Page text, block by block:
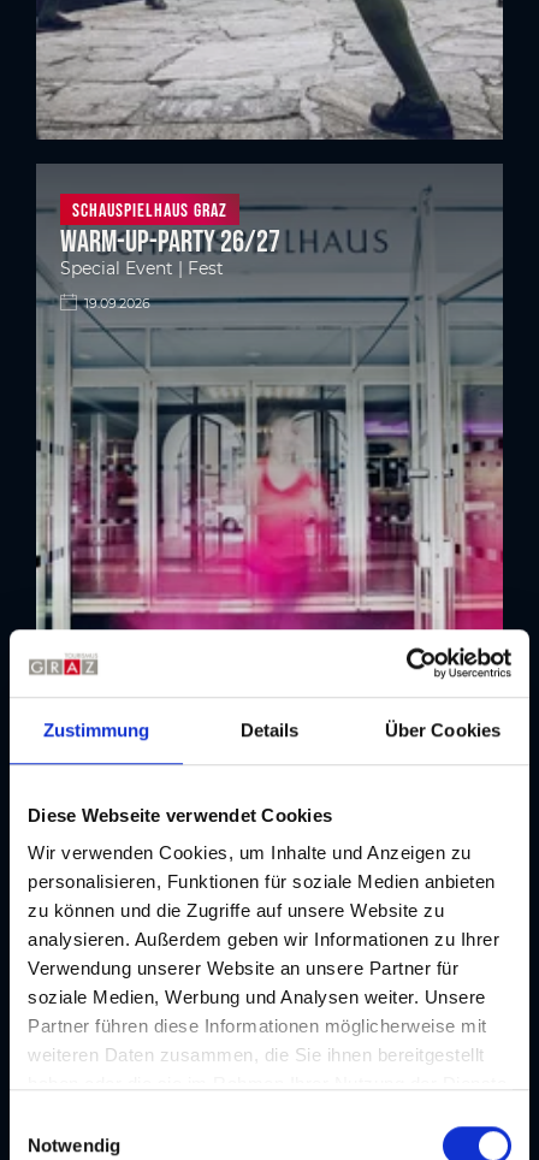
Zustimmung Details Über Cookies
Diese Webseite verwendet Cookies
Wir verwenden Cookies, um Inhalte und Anzeigen zu
personalisieren, Funktionen für soziale Medien anbieten
zu können und die Zugriffe auf unsere Website zu
analysieren. Außerdem geben wir Informationen zu Ihrer
Verwendung unserer Website an unsere Partner für
soziale Medien, Werbung und Analysen weiter. Unsere
Partner führen diese Informationen möglicherweise mit
weiteren Daten zusammen, die Sie ihnen bereitgestellt
an Dritte weitergegeben und an Dritte in Ländern, in
Notwendig
Schauspielhaus Graz
Warm-up-Party 26/27
Special Event | Fest
19.09.2026
Top Event
steirischer herbst 2026
Festival | Kunst
24.09. - 18.10.2026